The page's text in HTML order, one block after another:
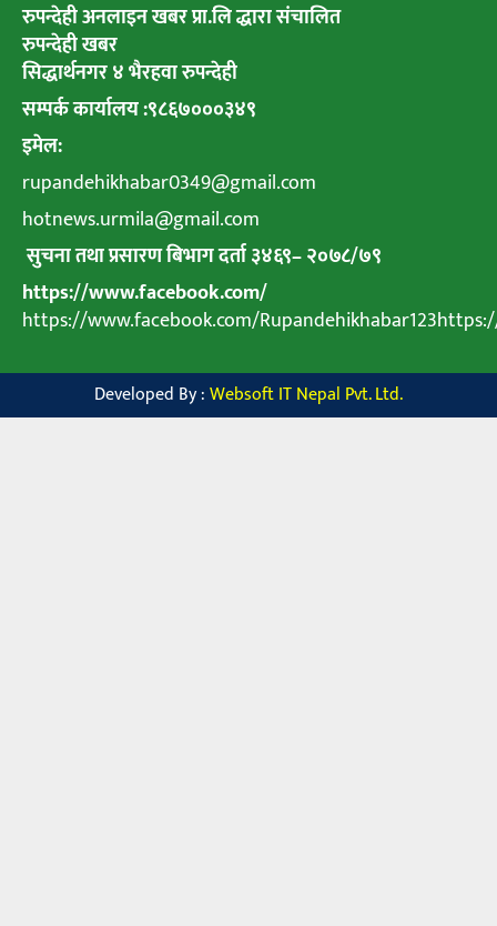
रुपन्देही अनलाइन खबर प्रा.लि द्धारा संचालित
रुपन्देही खबर
सिद्धार्थनगर ४ भैरहवा रुपन्देही
सम्पर्क कार्यालय :९८६७०००३४९
इमेल:
rupandehikhabar0349@gmail.com
hotnews.urmila@gmail.com
सुचना तथा प्रसारण बिभाग दर्ता ३४६९–२०७८/७९
https://www.facebook.com/
https://www.facebook.com/
Developed By :Websoft IT Nepal Pvt. Ltd.